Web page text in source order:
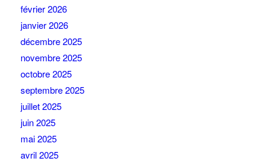
février 2026
janvier 2026
décembre 2025
novembre 2025
octobre 2025
septembre 2025
juillet 2025
juin 2025
mai 2025
avril 2025